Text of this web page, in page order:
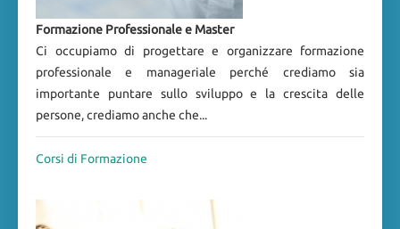
Formazione Professionale e Master
Ci occupiamo di progettare e organizzare formazione
professionale e manageriale perché crediamo sia
importante puntare sullo sviluppo e la crescita delle
persone, crediamo anche che...
Corsi di Formazione